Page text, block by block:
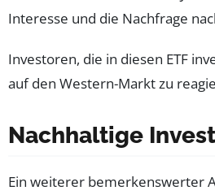
Interesse und die Nachfrage
Investoren, die in diesen ETF
auf den Western-Markt zu
Nachhaltige
Ein weiterer bemerkenswerter